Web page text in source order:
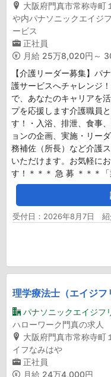
大阪府門真市常称寺町
や内パナソニックエイジ
ービス
正社員
月給 25万8,020円～
【介護リーダー募集】パ
護サービスへチャレンジ
で、あなたのキャリアを
プを応援します介護職員
す！・入浴、排泄、食事
ョンの企画、実施・リー
務補佐（所長）など介護
いただけます。お気軽に
す！＊＊＊ 急 募 ＊＊＊
受付日：2026年8月7日 紹
理学療法士（エイジフ
パナソニックエイジフ
ハローワーク門真の求人
大阪府門真市常称寺町
イフなみはや
正社員
月給 24万4,000円